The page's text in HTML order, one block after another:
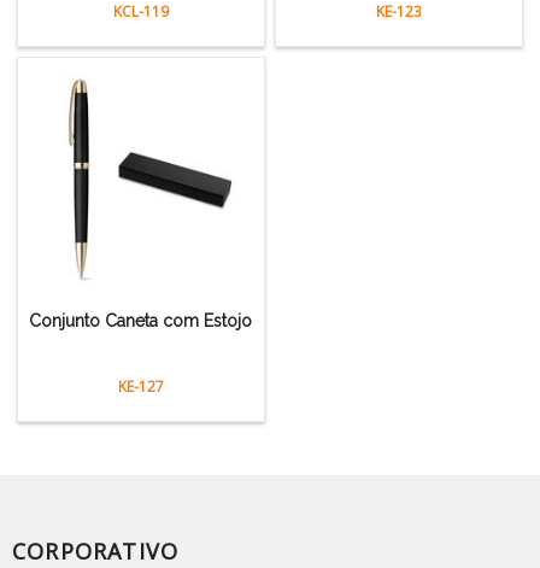
KCL-119 KE-123
Conjunto Caneta com Estojo
KE-127
CORPORATIVO